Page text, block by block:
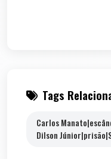
Tags
Carlos
Dilson